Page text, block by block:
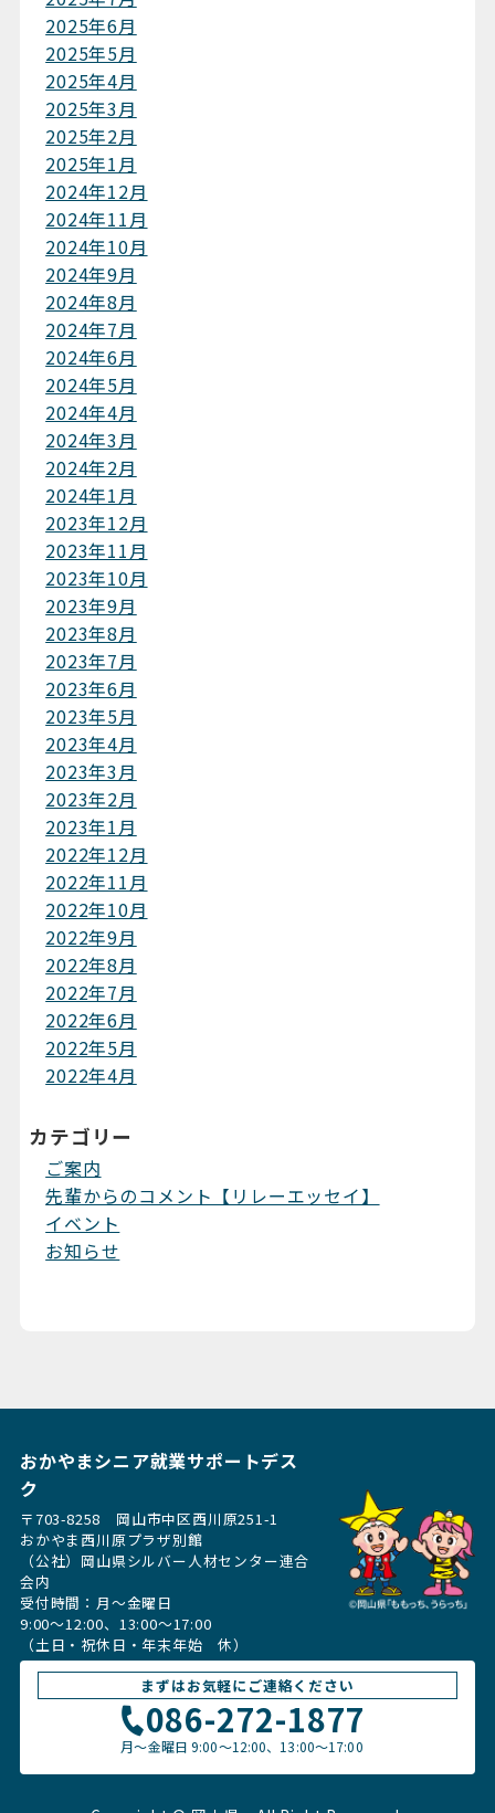
2025年6月
2025年5月
2025年4月
2025年3月
2025年2月
2025年1月
2024年12月
2024年11月
2024年10月
2024年9月
2024年8月
2024年7月
2024年6月
2024年5月
2024年4月
2024年3月
2024年2月
2024年1月
2023年12月
2023年11月
2023年10月
2023年9月
2023年8月
2023年7月
2023年6月
2023年5月
2023年4月
2023年3月
2023年2月
2023年1月
2022年12月
2022年11月
2022年10月
2022年9月
2022年8月
2022年7月
2022年6月
2022年5月
2022年4月
カテゴリー
ご案内
先輩からのコメント【リレーエッセイ】
イベント
お知らせ
おかやまシニア就業サポートデス
ク
〒703-8258 岡山市中区西川原251-1
おかやま西川原プラザ別館
（公社）岡山県シルバー人材センター連合
会内
受付時間：月〜金曜日
9:00～12:00、13:00〜17:00
（土日・祝休日・年末年始 休）
まずはお気軽にご連絡ください
086-272-1877
月〜金曜日9:00～12:00、13:00〜17:00